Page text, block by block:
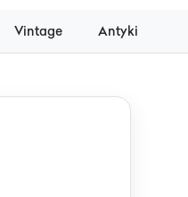
Vintage Antyki